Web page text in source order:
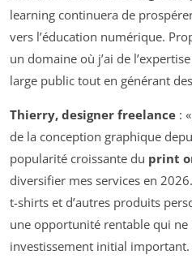
learning continuera de
vers l’éducation numérique.
un domaine où j’ai de
large public tout en générant
Thierry, designer freelance :
de la conception graphique
popularité croissante du print
diversifier mes services en
t-shirts et d’autres produits
une opportunité rentable qui ne
investissement initial important.